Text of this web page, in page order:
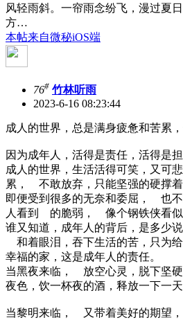
风轻雨斜。一帘雨念纷飞，漫过夏
方…
本帖来自微秘iOS端
76# 竹林听雨
2023-6-16 08:23:44
成人的世界，总是满身疲惫和苦累
因为成年人，活得是责任，活得是担
成人的世界，生活活得可笑，又可
累， 不敢放弃，只能坚强的硬撑着
即便受到很多的无奈和委屈， 也
人看到 的脆弱， 像个钢铁侠看似
谁又知道，成年人的背后，是多少
和着眼泪，吞下生活的苦，只为
幸福的家，这是成年人的责任。
当黑夜来临， 放空心灵，脱下坚
夜色，饮一杯夜的酒，释放一下一天
当黎明来临， 又带着美好的期望